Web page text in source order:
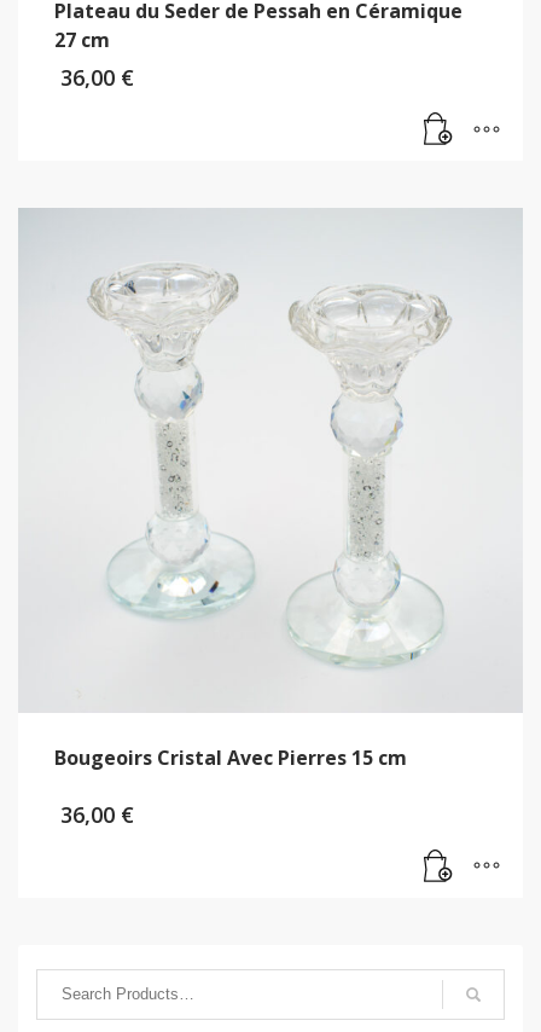
Plateau du Seder de Pessah en Céramique
27 cm
36,00 €
Bougeoirs Cristal Avec Pierres 15 cm
36,00 €